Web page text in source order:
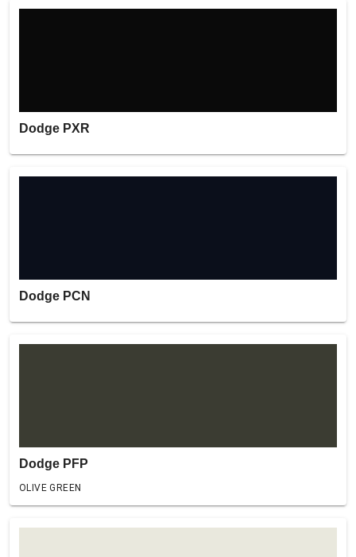
Dodge PXR
Dodge PCN
Dodge PFP
OLIVE GREEN